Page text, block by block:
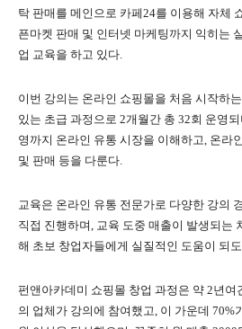
탁 판매를 메인으로 카페24를 이용해 자체
픈마켓 판매 및 인터넷 마케팅까지 익히는
업 교육을 하고 있다.
이번 강의는 온라인 쇼핑몰을 처음 시작하
있는 초급 과정으로 2개월간 총 32회 운영
영까지 온라인 유통 시장을 이해하고, 온라
및 판매 등을 다룬다.
교육은 온라인 유통 전문가로 다양한 강의
직접 진행하며, 교육 도중 매출이 발생되는
해 초보 창업자들에게 실질적인 도움이 되
펀앤아카데미 쇼핑몰 창업 과정은 약 2년여
의 업체가 강의에 참여했고, 이 가운데 70%